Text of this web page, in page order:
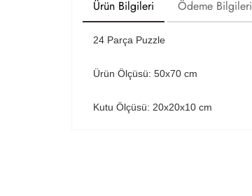
Ürün Bilgileri Ödeme Bilgileri
24 Parça Puzzle
Ürün Ölçüsü: 50x70 cm
Kutu Ölçüsü: 20x20x10 cm